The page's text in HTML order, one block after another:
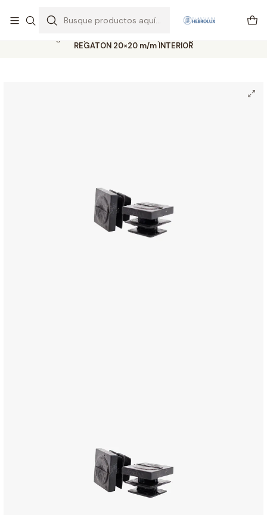
Regiones envios por pagar vía Starken y Pullman cargo
REGATON 20×20 m/m INTERIOR